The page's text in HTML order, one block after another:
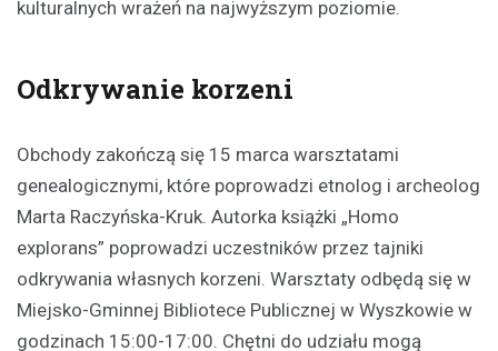
kulturalnych wrażeń na najwyższym poziomie.
Odkrywanie korzeni
Obchody zakończą się 15 marca warsztatami
genealogicznymi, które poprowadzi etnolog i archeolog
Marta Raczyńska-Kruk. Autorka książki „Homo
explorans” poprowadzi uczestników przez tajniki
odkrywania własnych korzeni. Warsztaty odbędą się w
Miejsko-Gminnej Bibliotece Publicznej w Wyszkowie w
godzinach 15:00-17:00. Chętni do udziału mogą